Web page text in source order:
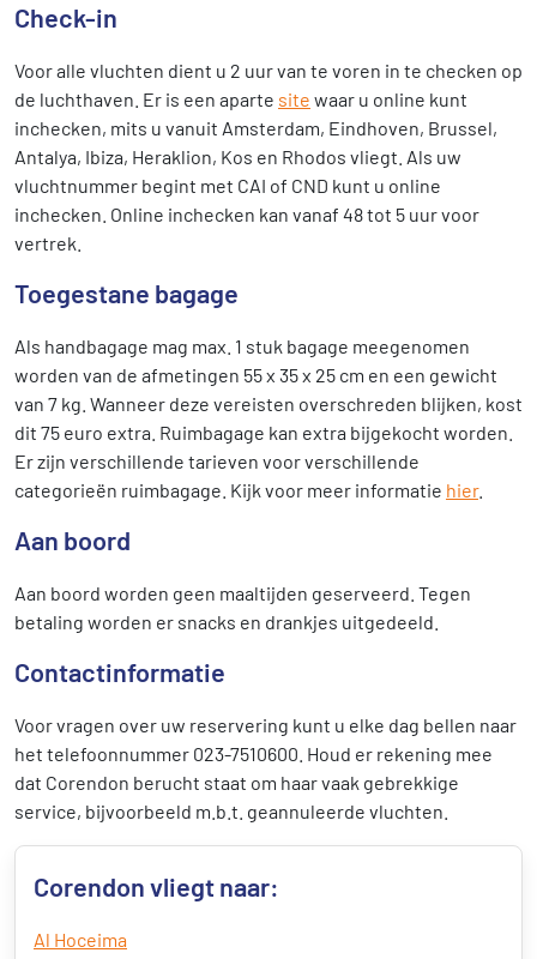
Check-in
Voor alle vluchten dient u 2 uur van te voren in te checken op
de luchthaven. Er is een aparte site waar u online kunt
inchecken, mits u vanuit Amsterdam, Eindhoven, Brussel,
Antalya, Ibiza, Heraklion, Kos en Rhodos vliegt. Als uw
vluchtnummer begint met CAI of CND kunt u online
inchecken. Online inchecken kan vanaf 48 tot 5 uur voor
vertrek.
Toegestane bagage
Als handbagage mag max. 1 stuk bagage meegenomen
worden van de afmetingen 55 x 35 x 25 cm en een gewicht
van 7 kg. Wanneer deze vereisten overschreden blijken, kost
dit 75 euro extra. Ruimbagage kan extra bijgekocht worden.
Er zijn verschillende tarieven voor verschillende
categorieën ruimbagage. Kijk voor meer informatie hier.
Aan boord
Aan boord worden geen maaltijden geserveerd. Tegen
betaling worden er snacks en drankjes uitgedeeld.
Contactinformatie
Voor vragen over uw reservering kunt u elke dag bellen naar
het telefoonnummer 023-7510600. Houd er rekening mee
dat Corendon berucht staat om haar vaak gebrekkige
service, bijvoorbeeld m.b.t. geannuleerde vluchten.
Corendon vliegt naar:
Al Hoceima